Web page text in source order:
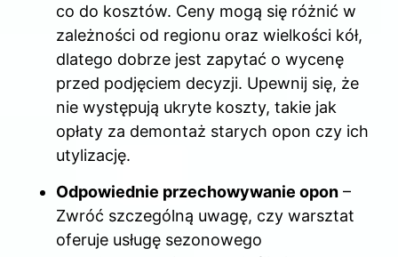
co do kosztów. Ceny mogą się różnić w
zależności od regionu oraz wielkości kół,
dlatego dobrze jest zapytać o wycenę
przed podjęciem decyzji. Upewnij się, że
nie występują ukryte koszty, takie jak
opłaty za demontaż starych opon czy ich
utylizację.
Odpowiednie przechowywanie opon –
Zwróć szczególną uwagę, czy warsztat
oferuje usługę sezonowego